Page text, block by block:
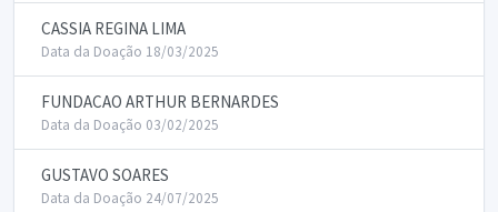
CASSIA REGINA LIMA
Data da Doação 18/03/2025
FUNDACAO ARTHUR BERNARDES
Data da Doação 03/02/2025
GUSTAVO SOARES
Data da Doação 24/07/2025